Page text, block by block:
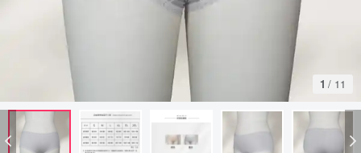
1 / 11